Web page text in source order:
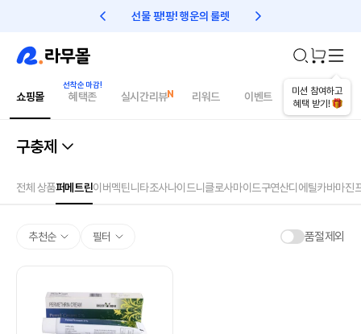
선물 팡!팡! 행운의 룰렛 친구초대 1만원 리워드!
미션 참여하고
혜택 받기!
쇼핑몰 혜택존 실시간리뷰 리워드 이벤트 건강매거진
구충제
전체 상품퍼메트린이버멕틴니타조사나이드니클로사마이드구연산디에틸카바마진
추천순 필터 품절제외